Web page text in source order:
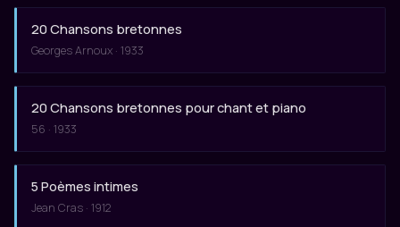
20 Chansons bretonnes
Georges Arnoux · 1933
20 Chansons bretonnes pour chant et piano
56 · 1933
5 Poèmes intimes
Jean Cras · 1912